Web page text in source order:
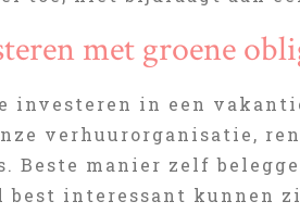
met groene
investeren in een
verhuurorganisatie,
Beste manier zelf
best interessant kunnen